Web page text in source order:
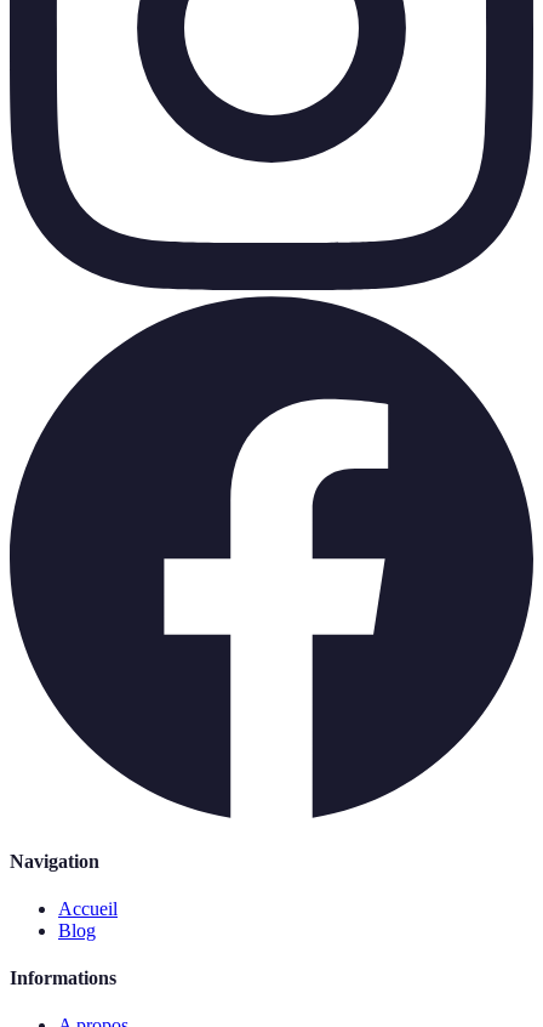
Navigation
Accueil
Blog
Informations